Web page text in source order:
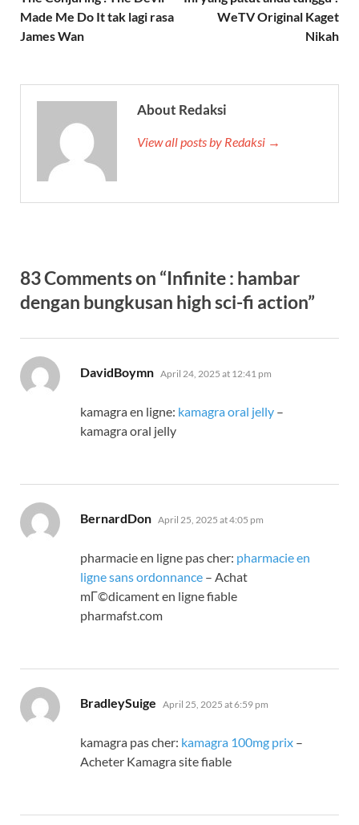
Made Me Do It tak lagi rasa
James Wan
WeTV Original Kaget
Nikah
About Redaksi
View all posts by Redaksi →
83 Comments on “Infinite : hambar
dengan bungkusan high sci-fi action”
DavidBoymn says:
April 24, 2025 at 12:41 pm
kamagra en ligne: kamagra oral jelly –
kamagra oral jelly
BernardDon says:
April 25, 2025 at 4:05 pm
pharmacie en ligne pas cher: pharmacie en
ligne sans ordonnance – Achat
mГ©dicament en ligne fiable
pharmafst.com
BradleySuige says:
April 25, 2025 at 6:59 pm
kamagra pas cher: kamagra 100mg prix –
Acheter Kamagra site fiable